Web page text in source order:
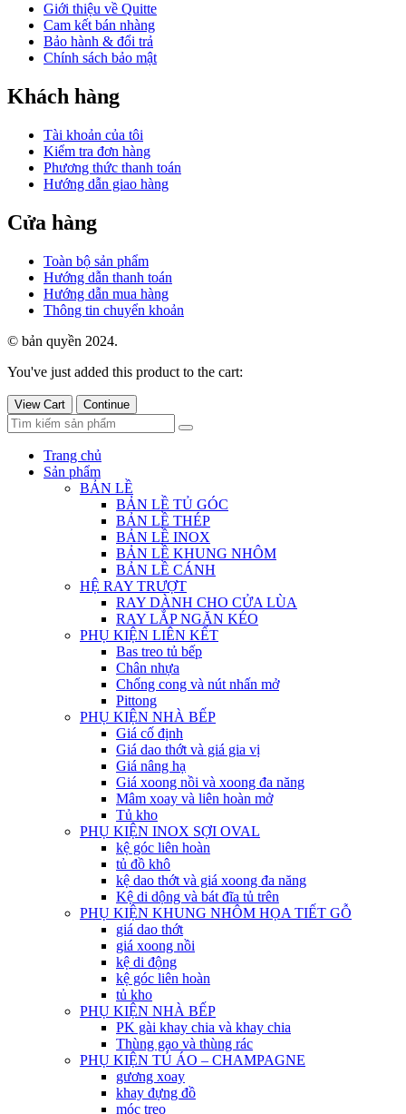
Giới thiệu về Quitte
Cam kết bán nhàng
Bảo hành & đổi trả
Chính sách bảo mật
Khách hàng
Tài khoản của tôi
Kiểm tra đơn hàng
Phương thức thanh toán
Hướng dẫn giao hàng
Cửa hàng
Toàn bộ sản phẩm
Hướng dẫn thanh toán
Hướng dẫn mua hàng
Thông tin chuyển khoản
© bản quyền 2024.
You've just added this product to the cart:
View Cart Continue
Trang chủ
Sản phẩm
BẢN LỀ
BẢN LỀ TỦ GÓC
BẢN LỀ THÉP
BẢN LỀ INOX
BẢN LỀ KHUNG NHÔM
BẢN LỀ CÁNH
HỆ RAY TRƯỢT
RAY DÀNH CHO CỬA LÙA
RAY LẮP NGĂN KÉO
PHỤ KIỆN LIÊN KẾT
Bas treo tủ bếp
Chân nhựa
Chống cong và nút nhấn mở
Pittong
PHỤ KIỆN NHÀ BẾP
Giá cố định
Giá dao thớt và giá gia vị
Giá nâng hạ
Giá xoong nồi và xoong đa năng
Mâm xoay và liên hoàn mở
Tủ kho
PHỤ KIỆN INOX SỢI OVAL
kệ góc liên hoàn
tủ đồ khô
kệ dao thớt và giá xoong đa năng
Kệ di dộng và bát đĩa tủ trên
PHỤ KIỆN KHUNG NHÔM HỌA TIẾT GỖ
giá dao thớt
giá xoong nồi
kệ di động
kệ góc liên hoàn
tủ kho
PHỤ KIỆN NHÀ BẾP
PK gài khay chia và khay chia
Thùng gạo và thùng rác
PHỤ KIỆN TỦ ÁO – CHAMPAGNE
gương xoay
khay đựng đồ
móc treo